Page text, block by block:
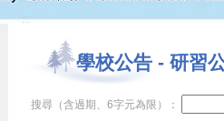
:::
學校公告 - 研習
搜尋（含過期、6字元為限）：